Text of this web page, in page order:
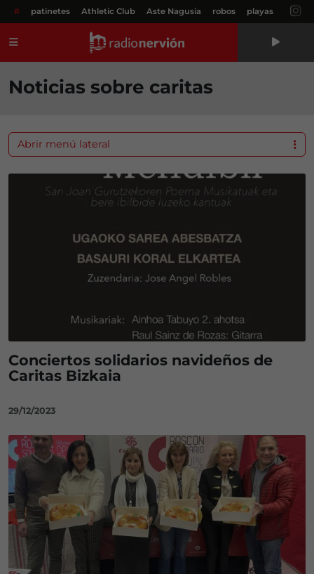
# patinetes Athletic Club Aste Nagusia robos playas
Noticias sobre caritas
Conciertos solidarios navideños de
Caritas Bizkaia
29/12/2023
Abrir menú lateral